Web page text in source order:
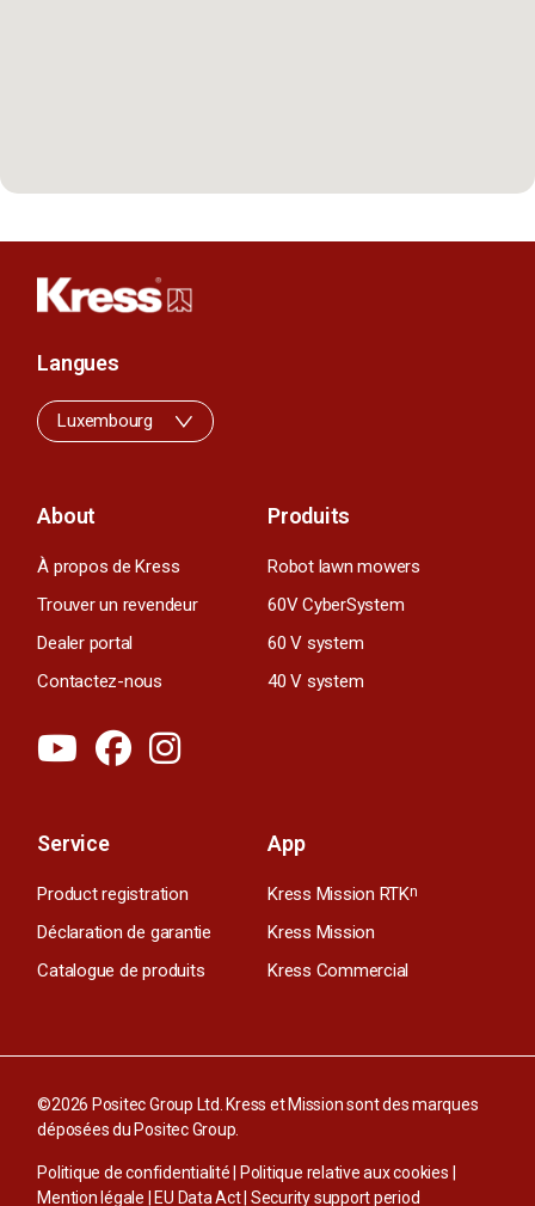
About
À propos de Kress
Trouver un revendeur
Dealer portal
Contactez-nous
Produits
Robot lawn mowers
60V CyberSystem
60 V system
40 V system
Service
Product registration
Déclaration de garantie
Catalogue de produits
App
Kress Mission RTKn
Kress Mission
Kress Commercial
Langues
Luxembourg
©2026 Positec Group Ltd. Kress et Mission sont des marques
déposées du Positec Group.
Politique de confidentialité Politique relative aux cookies
Mention légale
EU Data Act| Security support period